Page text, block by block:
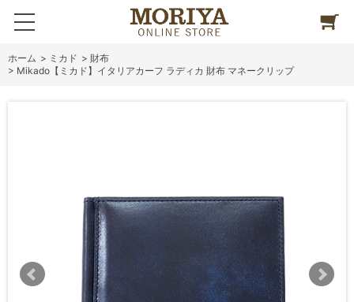
ホーム > ミカド > 財布
> Mikado【ミカド】イタリアカーフ ラディカ 財布 マネークリップ